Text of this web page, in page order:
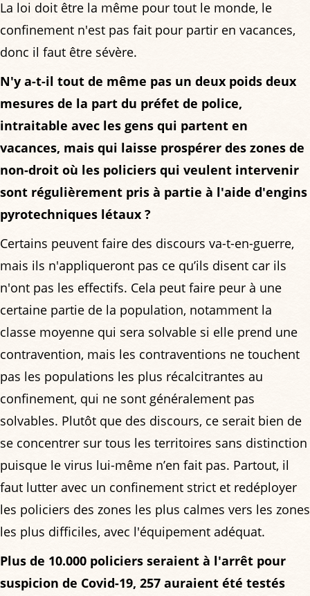
La loi doit être la même pour tout le monde, le
confinement n'est pas fait pour partir en vacances,
donc il faut être sévère.
N'y a-t-il tout de même pas un deux poids deux
mesures de la part du préfet de police,
intraitable avec les gens qui partent en
vacances, mais qui laisse prospérer des zones de
non-droit où les policiers qui veulent intervenir
sont régulièrement pris à partie à l'aide d'engins
pyrotechniques létaux ?
Certains peuvent faire des discours va-t-en-guerre,
mais ils n'appliqueront pas ce qu’ils disent car ils
n'ont pas les effectifs. Cela peut faire peur à une
certaine partie de la population, notamment la
classe moyenne qui sera solvable si elle prend une
contravention, mais les contraventions ne touchent
pas les populations les plus récalcitrantes au
confinement, qui ne sont généralement pas
solvables. Plutôt que des discours, ce serait bien de
se concentrer sur tous les territoires sans distinction
puisque le virus lui-même n’en fait pas. Partout, il
faut lutter avec un confinement strict et redéployer
les policiers des zones les plus calmes vers les zones
les plus difficiles, avec l'équipement adéquat.
Plus de 10.000 policiers seraient à l'arrêt pour
suspicion de Covid-19, 257 auraient été testés